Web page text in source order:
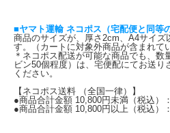
■ヤマト運輸 ネコポス（宅配便と同等
商品のサイズが、厚さ2cm、A4サイズ
す。（カートに対象外商品が含まれて
＊ネコポス配送が可能な商品でも、
ビン50個程度）は、宅便配にてお送
ください。
【ネコポス送料 （全国一律）】
●商品合計金額 10,800円未満（税込）
●商品合計金額 10,800円以上（税込）